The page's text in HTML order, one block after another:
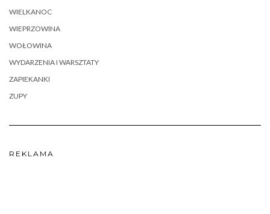
WIELKANOC
WIEPRZOWINA
WOŁOWINA
WYDARZENIA I WARSZTATY
ZAPIEKANKI
ZUPY
REKLAMA